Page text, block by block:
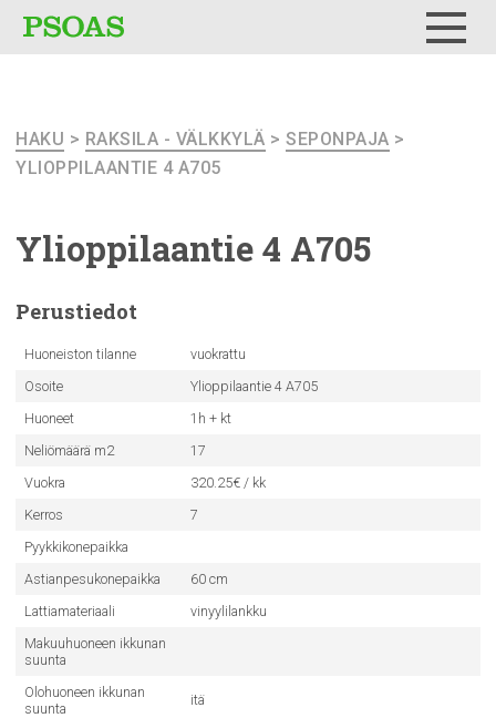
HAKU > RAKSILA - VÄLKKYLÄ > SEPONPAJA >
YLIOPPILAANTIE 4 A705
Ylioppilaantie 4 A705
Perustiedot
Huoneiston tilanne
vuokrattu
Osoite
Ylioppilaantie 4 A705
Huoneet
1h + kt
Neliömäärä m2
17
Vuokra
320.25€ / kk
Kerros
7
Pyykkikonepaikka
Astianpesukonepaikka
60 cm
Lattiamateriaali
vinyylilankku
Makuuhuoneen ikkunan
suunta
Olohuoneen ikkunan
suunta
itä